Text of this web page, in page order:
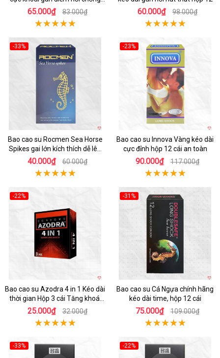
tuột 12 cái
65.000₫ 83.000₫ 60.000₫ 98.000₫
-33%
Bao cao su Rocmen Sea Horse
Spikes gai lớn kích thích dễ lên
đỉnh
40.000₫ 60.000₫
-23%
Bao cao su Innova Vàng kéo dài
cực đỉnh hộp 12 cái an toàn
90.000₫ 117.000₫
-22%
Bao cao su Azodra 4 in 1 Kéo dài
thời gian Hộp 3 cái Tăng khoái
cảm
25.000₫ 32.000₫
-31%
Bao cao su Cá Ngựa chính hãng
kéo dài time, hộp 12 cái
75.000₫ 109.000₫
-33% -22%